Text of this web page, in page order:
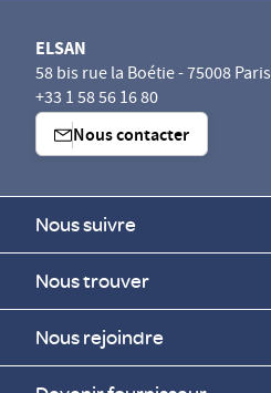
ELSAN
58 bis rue la Boétie - 75008 Paris
+33 1 58 56 16 80
Nous contacter
Nous suivre
Nous trouver
Nous rejoindre